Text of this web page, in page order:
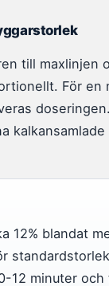
till maxlinjen
För en
12% blandat
12 minuter